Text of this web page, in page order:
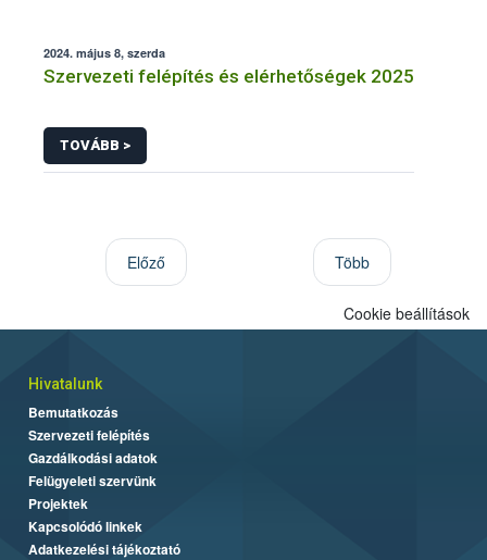
2024. május 8, szerda
Szervezeti felépítés és elérhetőségek 2025
TOVÁBB >
Előző Több
Cookie beállítások
Hivatalunk
Bemutatkozás
Szervezeti felépítés
Gazdálkodási adatok
Felügyeleti szervünk
Projektek
Kapcsolódó linkek
Adatkezelési tájékoztató